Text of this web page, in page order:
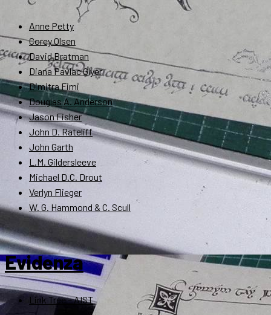
Anne Petty
Corey Olsen
David Bratman
Diana Pavlac Glyer
Dimitra Fimi
Douglas A. Anderson
Jason Fisher
John D. Rateliff
John Garth
L.M. Gildersleeve
Michael D.C. Drout
Verlyn Flieger
W. G. Hammond & C. Scull
Evidenza
Link Tree – AIST